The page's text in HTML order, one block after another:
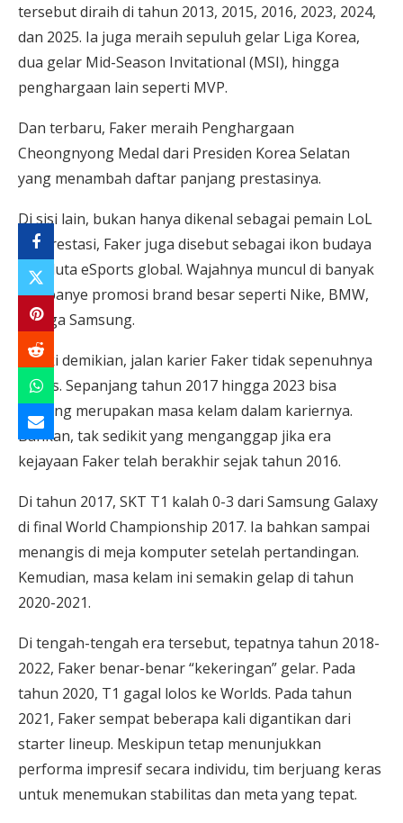
tersebut diraih di tahun 2013, 2015, 2016, 2023, 2024,
dan 2025. Ia juga meraih sepuluh gelar Liga Korea,
dua gelar Mid-Season Invitational (MSI), hingga
penghargaan lain seperti MVP.
Dan terbaru, Faker meraih Penghargaan
Cheongnyong Medal dari Presiden Korea Selatan
yang menambah daftar panjang prestasinya.
Di sisi lain, bukan hanya dikenal sebagai pemain LoL
berprestasi, Faker juga disebut sebagai ikon budaya
dan duta eSports global. Wajahnya muncul di banyak
kampanye promosi brand besar seperti Nike, BMW,
hingga Samsung.
Meski demikian, jalan karier Faker tidak sepenuhnya
mulus. Sepanjang tahun 2017 hingga 2023 bisa
dibilang merupakan masa kelam dalam kariernya.
Bahkan, tak sedikit yang menganggap jika era
kejayaan Faker telah berakhir sejak tahun 2016.
Di tahun 2017, SKT T1 kalah 0-3 dari Samsung Galaxy
di final World Championship 2017. Ia bahkan sampai
menangis di meja komputer setelah pertandingan.
Kemudian, masa kelam ini semakin gelap di tahun
2020-2021.
Di tengah-tengah era tersebut, tepatnya tahun 2018-
2022, Faker benar-benar “kekeringan” gelar. Pada
tahun 2020, T1 gagal lolos ke Worlds. Pada tahun
2021, Faker sempat beberapa kali digantikan dari
starter lineup. Meskipun tetap menunjukkan
performa impresif secara individu, tim berjuang keras
untuk menemukan stabilitas dan meta yang tepat.